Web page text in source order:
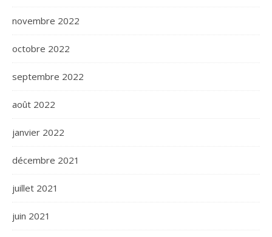
novembre 2022
octobre 2022
septembre 2022
août 2022
janvier 2022
décembre 2021
juillet 2021
juin 2021